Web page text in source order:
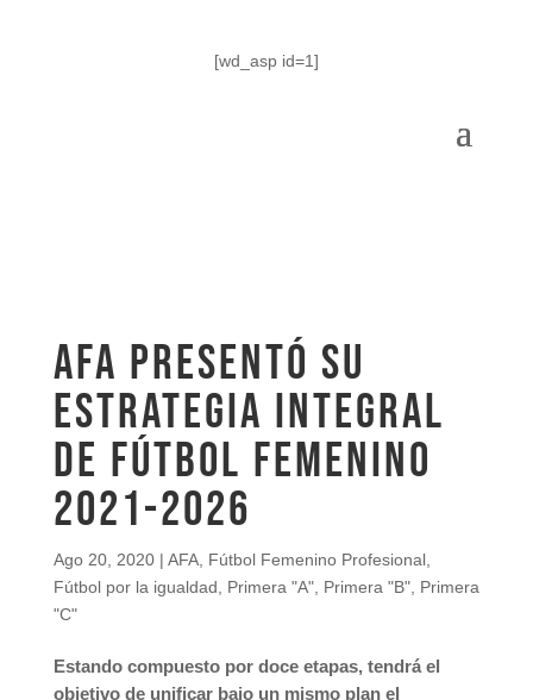
[wd_asp id=1]
AFA presentó su
Estrategia Integral
de Fútbol Femenino
2021-2026
Ago 20, 2020| AFA, Fútbol Femenino Profesional,
Fútbol por la igualdad
Primera "A", Primera "B", Primera
"C"
Estando compuesto por doce etapas, tendrá el
objetivo de unificar bajo un mismo plan el